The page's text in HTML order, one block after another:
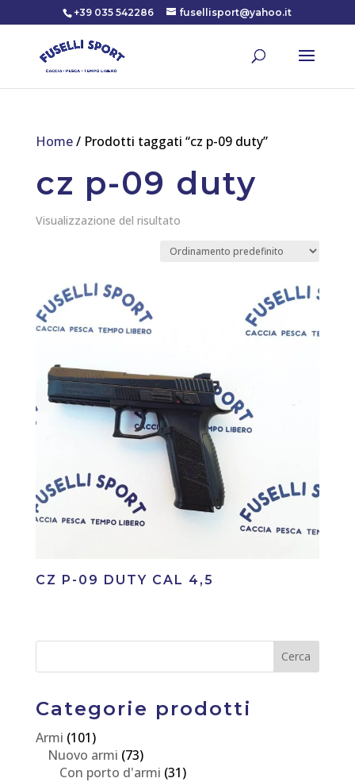
+39 035 542286 fusellisport@yahoo.it
Home/ Prodotti taggati “cz p-09 duty”
cz p-09 duty
Visualizzazione del risultato
CZ P-09 DUTY CAL 4,5
Categorie prodotti
Armi (101)
Nuovo armi (73)
Con porto d'armi (31)